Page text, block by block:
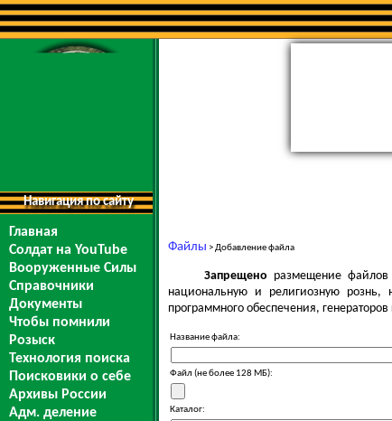
Навигация по сайту
Главная
Солдат на YouTube
Вооруженные Силы
Справочники
Документы
Чтобы помнили
Розыск
Технология поиска
Поисковики о себе
Архивы России
Адм. деление
Файлы > Добавление файла
Запрещено размещение файлов
национальную и религиозную рознь,
программного обеспечения,
Название файла:
Файл (не более 128 МБ):
Каталог: